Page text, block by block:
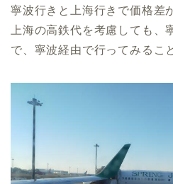
寧波行きと上海行きで価格差
上海の高鉄代を考慮しても、
で、寧波経由で行ってみるこ